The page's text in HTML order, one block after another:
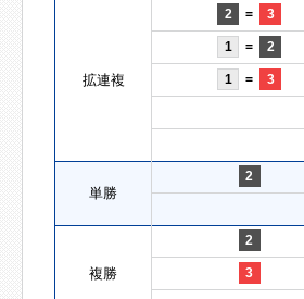
拡連複
2 = 3
1 = 2
1 = 3
単勝
2
複勝
2
3